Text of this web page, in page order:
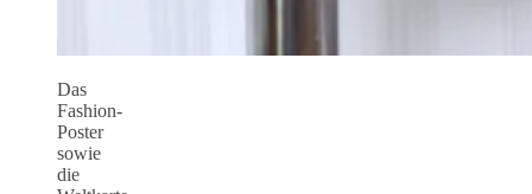
Das
Fashion-
Poster
sowie
die